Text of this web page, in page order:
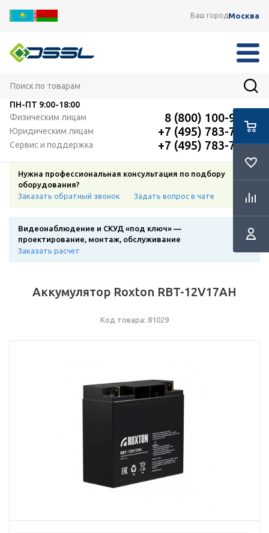
Ваш городМосква
ПН-ПТ 9:00-18:00
Физическим лицам
8 (800) 100-91-12
Юридическим лицам +7 (495) 783-72-87
Сервис и поддержка +7 (495) 783-72-87
Нужна профессиональная консультация по подбору
оборудования?
Заказать обратный звонок
Задать вопрос в чате
Видеонаблюдение и СКУД «под ключ» —
проектирование, монтаж, обслуживание
Заказать расчет
Аккумулятор Roxton RBT-12V17AH
Код товара: 81029